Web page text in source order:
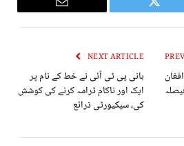
Twitter
Email
NEXT ARTICLE
بانی پی ٹی آئی نے خط کے نام پر
ایک اور ناکام ڈرامہ کرنے کی کوشش
کی، سیکیورٹی ذرائع